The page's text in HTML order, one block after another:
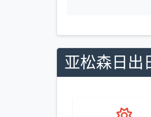
亚松森日出